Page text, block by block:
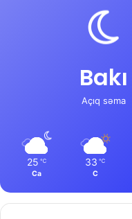
Bakı
Açıq səma
25 ℃
Ca
33 ℃
C